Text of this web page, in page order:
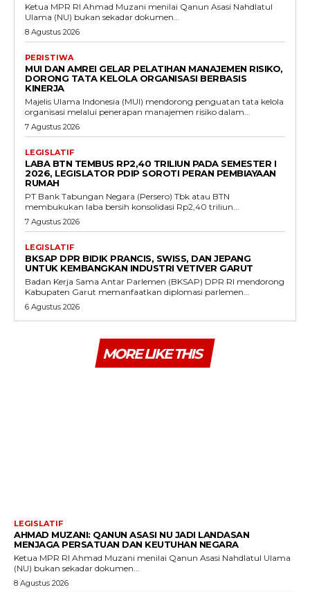
Ketua MPR RI Ahmad Muzani menilai Qanun Asasi Nahdlatul
Ulama (NU) bukan sekadar dokumen...
8 Agustus 2026
PERISTIWA
MUI DAN AMREI GELAR PELATIHAN MANAJEMEN RISIKO,
DORONG TATA KELOLA ORGANISASI BERBASIS
KINERJA
Majelis Ulama Indonesia (MUI) mendorong penguatan tata kelola
organisasi melalui penerapan manajemen risiko dalam...
7 Agustus 2026
LEGISLATIF
LABA BTN TEMBUS RP2,40 TRILIUN PADA SEMESTER I
2026, LEGISLATOR PDIP SOROTI PERAN PEMBIAYAAN
RUMAH
PT Bank Tabungan Negara (Persero) Tbk atau BTN
membukukan laba bersih konsolidasi Rp2,40 triliun...
7 Agustus 2026
LEGISLATIF
BKSAP DPR BIDIK PRANCIS, SWISS, DAN JEPANG
UNTUK KEMBANGKAN INDUSTRI VETIVER GARUT
Badan Kerja Sama Antar Parlemen (BKSAP) DPR RI mendorong
Kabupaten Garut memanfaatkan diplomasi parlemen...
6 Agustus 2026
MORE LIKE THIS
LEGISLATIF
AHMAD MUZANI: QANUN ASASI NU JADI LANDASAN
MENJAGA PERSATUAN DAN KEUTUHAN NEGARA
Ketua MPR RI Ahmad Muzani menilai Qanun Asasi Nahdlatul Ulama
(NU) bukan sekadar dokumen...
8 Agustus 2026